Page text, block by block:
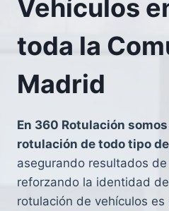
Vehículos
toda la
Madrid
En 360 Rotulación
rotulación de todo tipo
asegurando resultados
reforzando la identidad
rotulación de vehículos es